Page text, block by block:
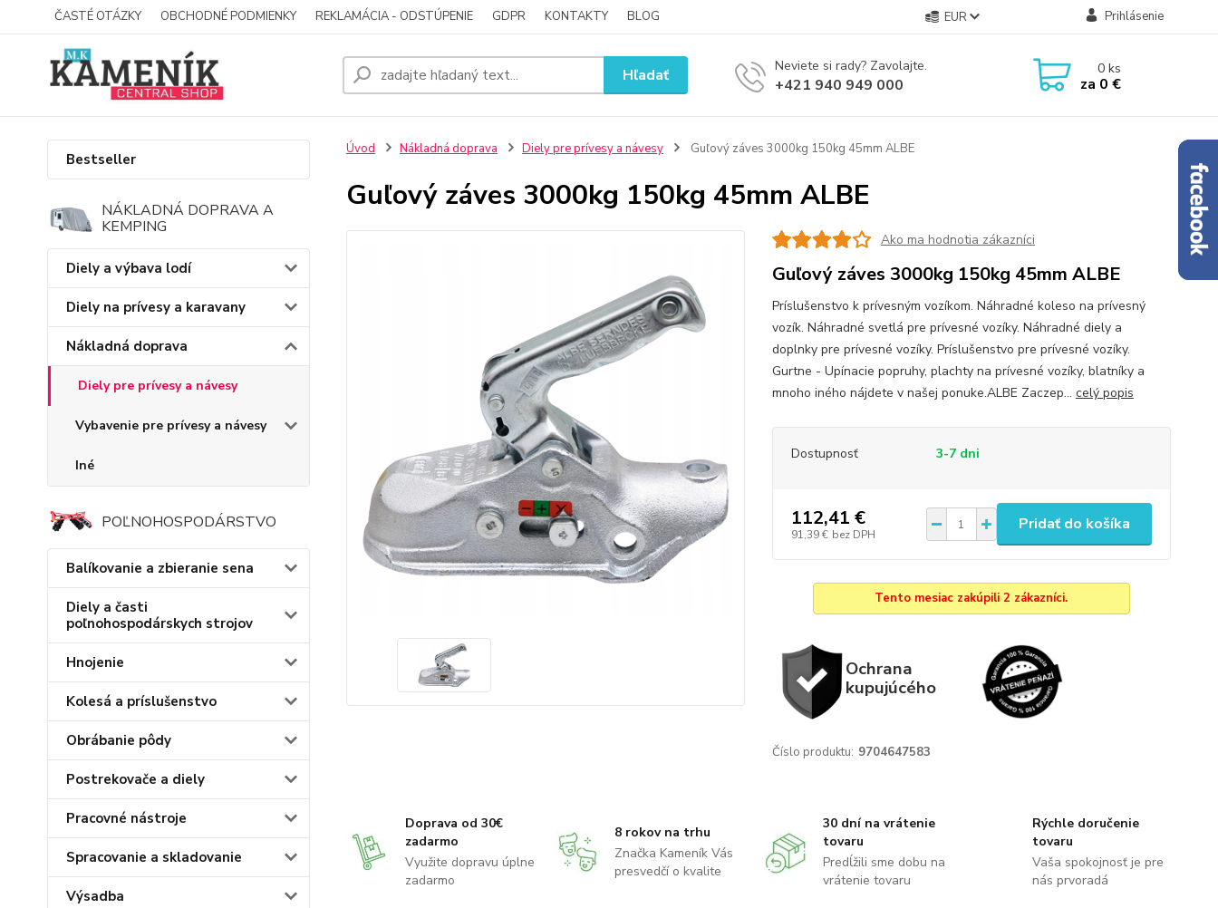
ČASTÉ OTÁZKY OBCHODNÉ PODMIENKY REKLAMÁCIA - ODSTÚPENIE GDPR KONTAKTY BLOG EUR Prihlásenie
Hľadať Neviete si rady? Zavolajte.
+421 940 949 000
0ks
za 0 €
Bestseller
NÁKLADNÁ DOPRAVA A
KEMPING
Diely a výbava lodí
Diely na prívesy a karavany
Nákladná doprava
Diely pre prívesy a návesy
Vybavenie pre prívesy a návesy
Iné
POĽNOHOSPODÁRSTVO
Balíkovanie a zbieranie sena
Diely a časti
poľnohospodárskych strojov
Hnojenie
Kolesá a príslušenstvo
Obrábanie pôdy
Postrekovače a diely
Pracovné nástroje
Spracovanie a skladovanie
Výsadba
Úvod Nákladná doprava Diely pre prívesy a návesy Guľový záves 3000kg 150kg 45mm ALBE
Guľový záves 3000kg 150kg 45mm ALBE
Ako ma hodnotia zákazníci
Guľový záves 3000kg 150kg 45mm ALBE
Príslušenstvo k prívesným vozíkom. Náhradné koleso na prívesný
vozík. Náhradné svetlá pre prívesné vozíky. Náhradné diely a
doplnky pre prívesné vozíky. Príslušenstvo pre prívesné vozíky.
Gurtne - Upínacie popruhy, plachty na prívesné vozíky, blatníky a
mnoho iného nájdete v našej ponuke.ALBE Zaczep... celý popis
Dostupnosť 3-7 dni
112,41 €
91,39 € bez DPH
Pridať do košíka
Tento mesiac zakúpili 2 zákazníci.
Ochrana
kupujúcého
Číslo produktu: 9704647583
Doprava od 30€
zadarmo
Využite dopravu úplne
zadarmo
8 rokov na trhu
Značka Kameník Vás
presvedčí o kvalite
30 dní na vrátenie
tovaru
Predĺžili sme dobu na
vrátenie tovaru
Rýchle doručenie
tovaru
Vaša spokojnosť je pre
nás prvoradá